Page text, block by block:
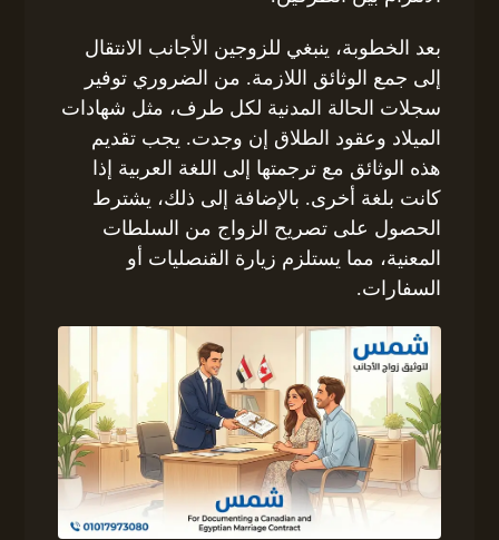
بعد الخطوبة، ينبغي للزوجين الأجانب الانتقال
إلى جمع الوثائق اللازمة. من الضروري توفير
سجلات الحالة المدنية لكل طرف، مثل شهادات
الميلاد وعقود الطلاق إن وجدت. يجب تقديم
هذه الوثائق مع ترجمتها إلى اللغة العربية إذا
كانت بلغة أخرى. بالإضافة إلى ذلك، يشترط
الحصول على تصريح الزواج من السلطات
المعنية، مما يستلزم زيارة القنصليات أو
السفارات.